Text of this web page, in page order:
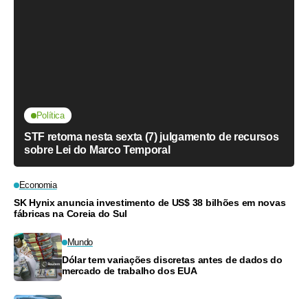
Política
STF retoma nesta sexta (7) julgamento de recursos
sobre Lei do Marco Temporal
Economia
SK Hynix anuncia investimento de US$ 38 bilhões em novas
fábricas na Coreia do Sul
Mundo
Dólar tem variações discretas antes de dados do
mercado de trabalho dos EUA